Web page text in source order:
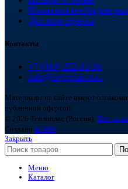
Политика
Договор оферты
Контакты
+7 (918) 252-12-26
info@teploplas.com
Материалы на сайте имеют
публичной офертой.
© 2026 Теплоплас (Россия). Все
Создано BOND
Закрыть
Меню
Каталог